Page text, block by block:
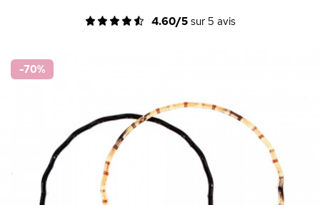
4.60/5sur 5 avis
-70%
Blush
Rouge à Lèvres